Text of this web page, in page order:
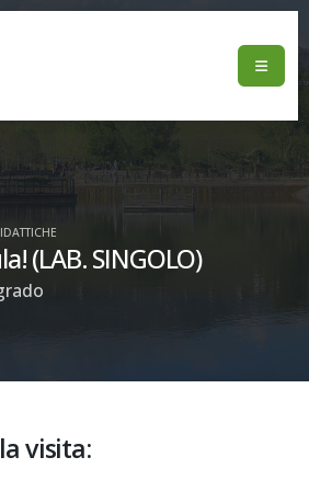
(LAB. SINGOLO)
visita: